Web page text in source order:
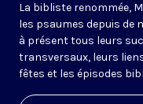
La bibliste renommée,
les psaumes depuis de
à présent tous leurs
transversaux, leurs
fêtes et les épisodes